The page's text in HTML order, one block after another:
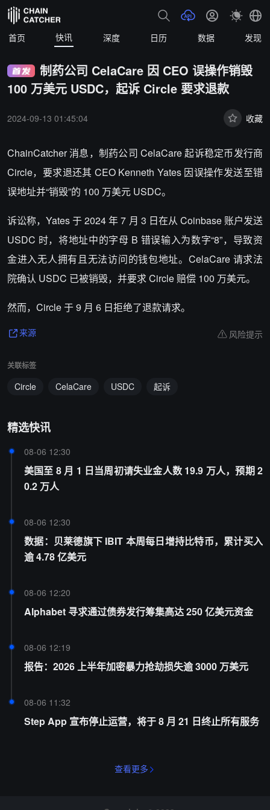
首页 快讯 深度 日历 数据 发现
制药公司 CelaCare 因 CEO 误操作销毁
100 万美元 USDC，起诉 Circle 要求退款
2024-09-13 01:45:04 收藏
ChainCatcher 消息，制药公司 CelaCare 起诉稳定币发行商
Circle，要求退还其 CEO Kenneth Yates 因误操作发送至错
误地址并“销毁”的 100 万美元 USDC。
诉讼称，Yates 于 2024 年 7 月 3 日在从 Coinbase 账户发送
USDC 时，将地址中的字母 B 错误输入为数字“8”，导致资
金进入无人拥有且无法访问的钱包地址。CelaCare 请求法
院确认 USDC 已被销毁，并要求 Circle 赔偿 100 万美元。
然而，Circle 于 9 月 6 日拒绝了退款请求。
来源 风险提示
关联标签
Circle CelaCare USDC 起诉
精选快讯
08-06 12:30
美国至 8 月 1 日当周初请失业金人数 19.9 万人，预期 2
0.2 万人
08-06 12:30
数据：贝莱德旗下 IBIT 本周每日增持比特币，累计买入
逾 4.78 亿美元
08-06 12:20
Alphabet 寻求通过债券发行筹集高达 250 亿美元资金
08-06 12:19
报告：2026 上半年加密暴力抢劫损失逾 3000 万美元
08-06 11:32
Step App 宣布停止运营，将于 8 月 21 日终止所有服务
查看更多